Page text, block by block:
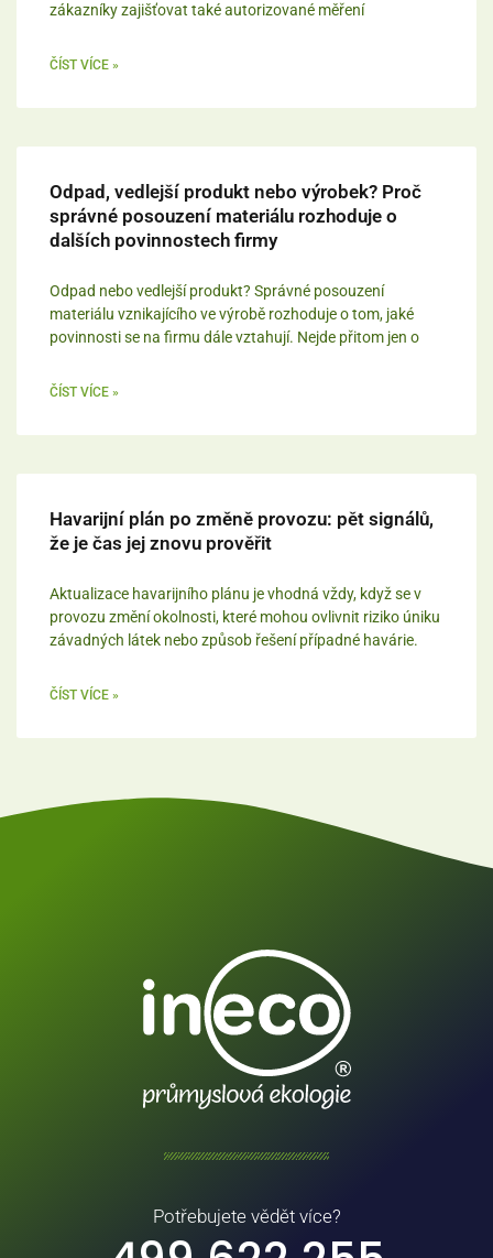
zákazníky zajišťovat také autorizované měření
ČÍST VÍCE »
Odpad, vedlejší produkt nebo výrobek? Proč
správné posouzení materiálu rozhoduje o
dalších povinnostech firmy
Odpad nebo vedlejší produkt? Správné posouzení
materiálu vznikajícího ve výrobě rozhoduje o tom, jaké
povinnosti se na firmu dále vztahují. Nejde přitom jen o
ČÍST VÍCE »
Havarijní plán po změně provozu: pět signálů,
že je čas jej znovu prověřit
Aktualizace havarijního plánu je vhodná vždy, když se v
provozu změní okolnosti, které mohou ovlivnit riziko úniku
závadných látek nebo způsob řešení případné havárie.
ČÍST VÍCE »
Potřebujete vědět více?